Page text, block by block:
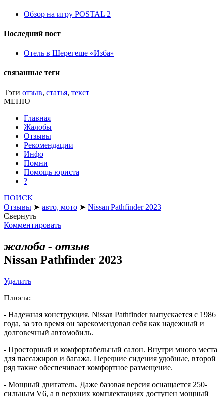
Обзор на игру POSTAL 2
Последний пост
Отель в Шерегеше «Изба»
связанные теги
Тэги отзыв, статья, текст
МЕНЮ
Главная
Жалобы
Отзывы
Рекомендации
Инфо
Помни
Помощь юриста
?
ПОИСК
Отзывы ➤ авто, мото ➤ Nissan Pathfinder 2023
Свернуть
Комментировать
жалоба - отзыв
Nissan Pathfinder 2023
Удалить
Плюсы:
- Надежная конструкция. Nissan Pathfinder выпускается с 1986
года, за это время он зарекомендовал себя как надежный и
долговечный автомобиль.
- Просторный и комфортабельный салон. Внутри много места
для пассажиров и багажа. Передние сидения удобные, второй
ряд также обеспечивает комфортное размещение.
- Мощный двигатель. Даже базовая версия оснащается 250-
сильным V6, а в верхних комплектациях доступен мощный